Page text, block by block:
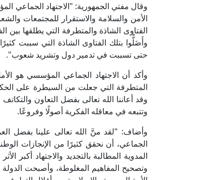
وقال مفتي الجمهورية: "الاجتهاد الجماعي
الأمن والسلامة والاستقرار للمجتمعات
الفتاوى الشاذة والمتطرفة التي يطلقها بين
وأَضَلُّوا بتلك الفتاوى الشاذة التي سببت
حتى تسببت في تدمير دول وتشريد شعوب".
وأكد أن الاجتهاد الجماعي المؤسسي هو
المتطرفة التي جعلت من السيطرة على
وقد أعاننا الله تعالى بفضل التعاون
وتتبعه في معاقله الفكرية أصولًا وفروعًا.
وأضاف: "لقد منَّ الله تعالى علينا بفضل
الجماعي، أن نحقق كثيرًا من الإنجازات
المدوية المطالبة بالتجديد والاجتهاد أكبر
وتصحيح المفاهيم المغلوطة، وأصبحت